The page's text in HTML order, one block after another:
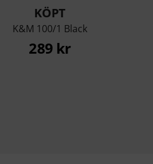
KÖPT
K&M 100/1 Black
289 kr